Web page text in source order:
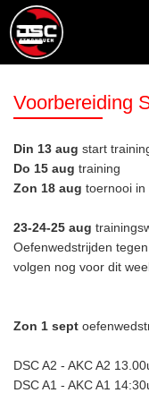
Voorbereiding
Din 13 aug start
Do 15 aug training
Zon 18 aug toernooi in
23-24-25 aug
Oefenwedstrijden
volgen nog voor dit
Zon 1 sept
DSC A2 - AKC A2
DSC A1 - AKC A1